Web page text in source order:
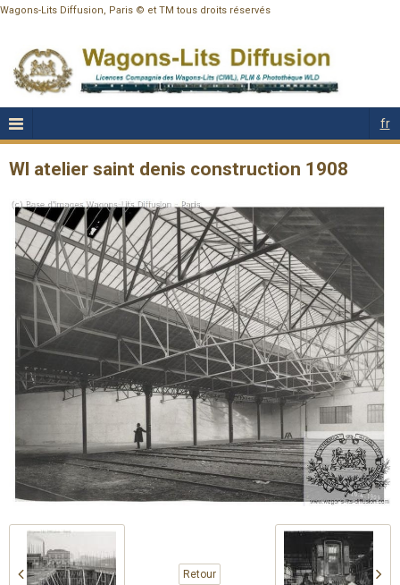
Wagons-Lits Diffusion, Paris © et TM tous droits réservés
fr
Wl atelier saint denis construction 1908
Retour